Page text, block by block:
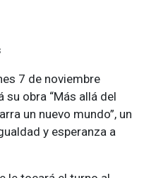
7 de noviembre
su obra “Más allá del
un nuevo mundo”, un
y esperanza a